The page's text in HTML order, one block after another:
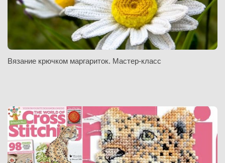
Вязание крючком маргариток. Мастер-класс